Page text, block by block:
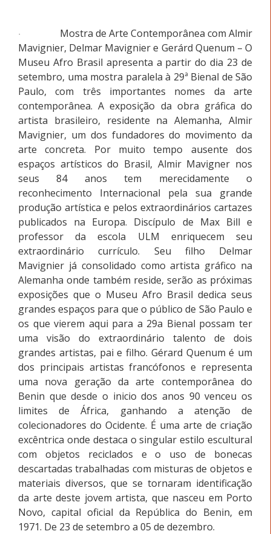
·
Mostra de Arte Contemporânea com Almir
Mavignier, Delmar Mavignier e Gerárd Quenum – O
Museu Afro Brasil apresenta a partir do dia 23 de
setembro, uma mostra paralela à 29ª Bienal de São
Paulo, com três importantes nomes da arte
contemporânea. A exposição da obra gráfica do
artista brasileiro, residente na Alemanha, Almir
Mavignier, um dos fundadores do movimento da
arte concreta. Por muito tempo ausente dos
espaços artísticos do Brasil, Almir Mavigner nos
seus 84 anos tem merecidamente o
reconhecimento Internacional pela sua grande
produção artística e pelos extraordinários cartazes
publicados na Europa. Discípulo de Max Bill e
professor da escola ULM enriquecem seu
extraordinário currículo. Seu filho Delmar
Mavignier já consolidado como artista gráfico na
Alemanha onde também reside, serão as próximas
exposições que o Museu Afro Brasil dedica seus
grandes espaços para que o público de São Paulo e
os que vierem aqui para a 29a Bienal possam ter
uma visão do extraordinário talento de dois
grandes artistas, pai e filho. Gérard Quenum é um
dos principais artistas francófonos e representa
uma nova geração da arte contemporânea do
Benin que desde o inicio dos anos 90 venceu os
limites de África, ganhando a atenção de
colecionadores do Ocidente. É uma arte de criação
excêntrica onde destaca o singular estilo escultural
com objetos reciclados e o uso de bonecas
descartadas trabalhadas com misturas de objetos e
materiais diversos, que se tornaram identificação
da arte deste jovem artista, que nasceu em Porto
Novo, capital oficial da República do Benin, em
1971. De 23 de setembro a 05 de dezembro.